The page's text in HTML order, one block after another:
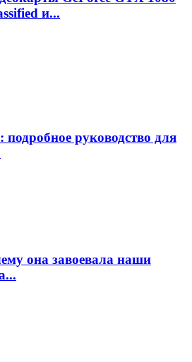
и...
руководство для
она завоевала наши